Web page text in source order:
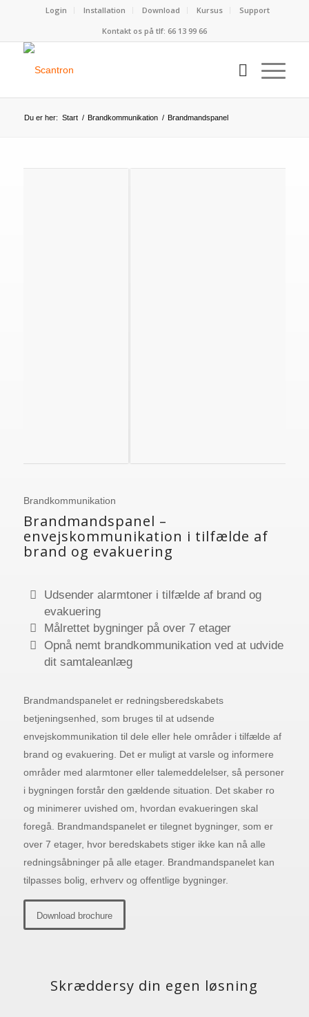
Login Installation Download Kursus
Support
Kontakt os på tlf: 66 13 99 66
Du er her: Start / Brandkommunikation / Brandmandspanel
Brandkommunikation
Brandmandspanel –
envejskommunikation i tilfælde af
brand og evakuering
Udsender alarmtoner i tilfælde af brand og
evakuering
Målrettet bygninger på over 7 etager
Opnå nemt brandkommunikation ved at udvide
dit samtaleanlæg
Brandmandspanelet er redningsberedskabets
betjeningsenhed, som bruges til at udsende
envejskommunikation til dele eller hele områder i tilfælde af
brand og evakuering. Det er muligt at varsle og informere
områder med alarmtoner eller talemeddelelser, så personer
i bygningen forstår den gældende situation. Det skaber ro
og minimerer uvished om, hvordan evakueringen skal
foregå. Brandmandspanelet er tilegnet bygninger, som er
over 7 etager, hvor beredskabets stiger ikke kan nå alle
redningsåbninger på alle etager. Brandmandspanelet kan
tilpasses bolig, erhverv og offentlige bygninger.
Download brochure
Skræddersy din egen løsning